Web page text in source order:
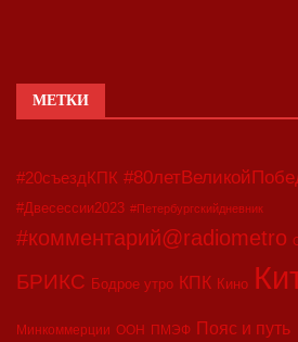
МЕТКИ
#20съездКПК
#Двесессии2023 #Петербургскийдневник
#комментарий@radiometro
БРИКС Бодрое утро КПК Кино
Минкоммерции ООН ПМЭФ Пояс и путь